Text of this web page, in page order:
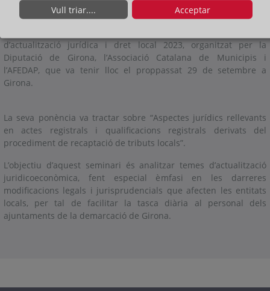
La vocal del Servei d’Atenció als Consumidors i Usuaris i
directora del Servei d’Atenció al Col·legiat, Emilia F. Peñafiel, va
d’actualització jurídica i dret local 2023, organitzat per la
Diputació de Girona, l’Associació Catalana de Municipis i
l’AFEDAP, que va tenir lloc el proppassat 29 de setembre a
Girona.
La seva ponència va tractar sobre “Aspectes jurídics rellevants
en actes registrals i qualificacions registrals derivats del
procediment de recaptació de tributs locals”.
L’objectiu d’aquest seminari és analitzar temes d’actualització
juridicoeconòmica, fent especial èmfasi en les darreres
modificacions legals i jurisprudencials que afecten les entitats
locals, per tal de facilitar la tasca diària al personal dels
ajuntaments de la demarcació de Girona.
Vull triar.... Acceptar